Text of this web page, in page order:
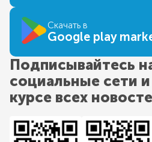
Скачать в
Google play
Подписывайтесь
социальные сети и
курсе всех